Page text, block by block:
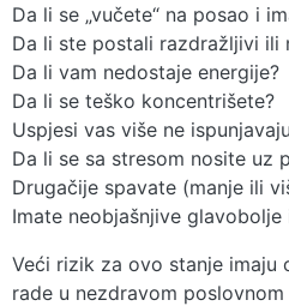
Da li se „vučete“ na posao i
Da li ste postali razdražljivi ili
Da li vam nedostaje energije?
Da li se teško koncentrišete?
Uspjesi vas više ne
Da li se sa stresom nosite uz
Drugačije spavate (manje ili
Imate neobjašnjive
Veći rizik za ovo stanje imaju
rade u nezdravom